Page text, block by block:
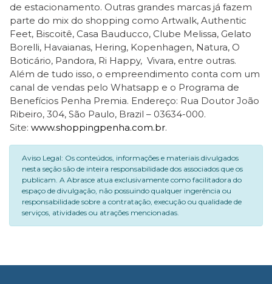
de estacionamento. Outras grandes marcas já fazem
parte do mix do shopping como Artwalk, Authentic
Feet, Biscoitê, Casa Bauducco, Clube Melissa, Gelato
Borelli, Havaianas, Hering, Kopenhagen, Natura, O
Boticário, Pandora, Ri Happy, Vivara, entre outras.
Além de tudo isso, o empreendimento conta com um
canal de vendas pelo Whatsapp e o Programa de
Benefícios Penha Premia. Endereço: Rua Doutor João
Ribeiro, 304, São Paulo, Brazil – 03634-000.
Site: www.shoppingpenha.com.br.
Aviso Legal: Os conteúdos, informações e materiais divulgados
nesta seção são de inteira responsabilidade dos associados que os
publicam. A Abrasce atua exclusivamente como facilitadora do
espaço de divulgação, não possuindo qualquer ingerência ou
responsabilidade sobre a contratação, execução ou qualidade de
serviços, atividades ou atrações mencionadas.